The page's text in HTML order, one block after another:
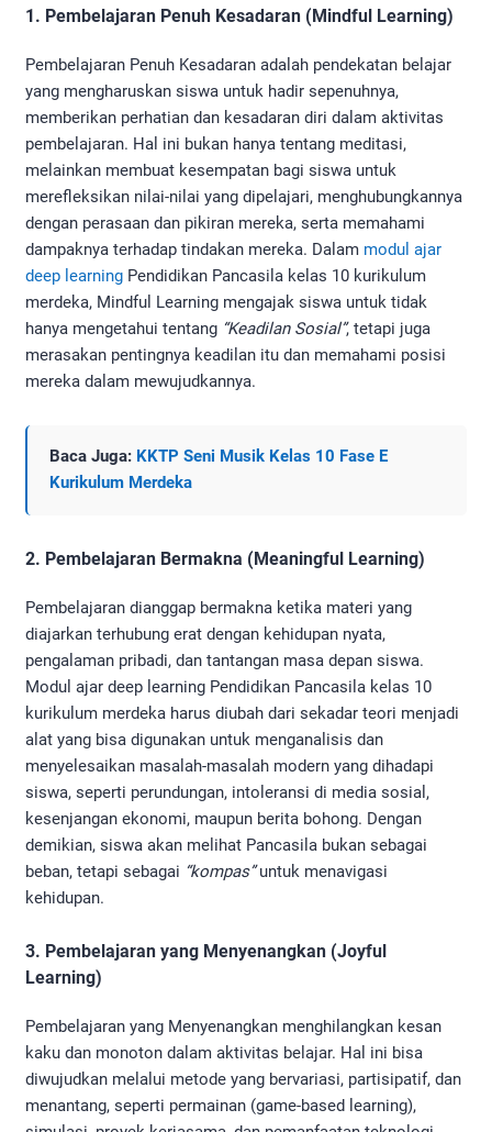
1. Pembelajaran Penuh Kesadaran (Mindful Learning)
Pembelajaran Penuh Kesadaran adalah pendekatan belajar
yang mengharuskan siswa untuk hadir sepenuhnya,
memberikan perhatian dan kesadaran diri dalam aktivitas
pembelajaran. Hal ini bukan hanya tentang meditasi,
melainkan membuat kesempatan bagi siswa untuk
merefleksikan nilai-nilai yang dipelajari, menghubungkannya
dengan perasaan dan pikiran mereka, serta memahami
dampaknya terhadap tindakan mereka. Dalam modul ajar
deep learning Pendidikan Pancasila kelas 10 kurikulum
merdeka, Mindful Learning mengajak siswa untuk tidak
hanya mengetahui tentang “Keadilan Sosial”, tetapi juga
merasakan pentingnya keadilan itu dan memahami posisi
mereka dalam mewujudkannya.
Baca Juga: KKTP Seni Musik Kelas 10 Fase E
Kurikulum Merdeka
2. Pembelajaran Bermakna (Meaningful Learning)
Pembelajaran dianggap bermakna ketika materi yang
diajarkan terhubung erat dengan kehidupan nyata,
pengalaman pribadi, dan tantangan masa depan siswa.
Modul ajar deep learning Pendidikan Pancasila kelas 10
kurikulum merdeka harus diubah dari sekadar teori menjadi
alat yang bisa digunakan untuk menganalisis dan
menyelesaikan masalah-masalah modern yang dihadapi
siswa, seperti perundungan, intoleransi di media sosial,
kesenjangan ekonomi, maupun berita bohong. Dengan
demikian, siswa akan melihat Pancasila bukan sebagai
beban, tetapi sebagai “kompas”untuk menavigasi
kehidupan.
3. Pembelajaran yang Menyenangkan (Joyful
Learning)
Pembelajaran yang Menyenangkan menghilangkan kesan
kaku dan monoton dalam aktivitas belajar. Hal ini bisa
diwujudkan melalui metode yang bervariasi, partisipatif, dan
menantang, seperti permainan (game-based learning),